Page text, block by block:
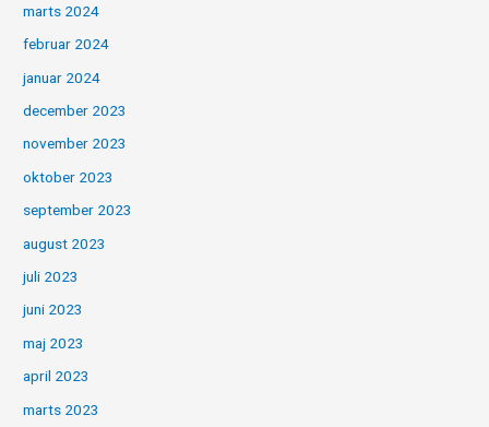
marts 2024
februar 2024
januar 2024
december 2023
november 2023
oktober 2023
september 2023
august 2023
juli 2023
juni 2023
maj 2023
april 2023
marts 2023